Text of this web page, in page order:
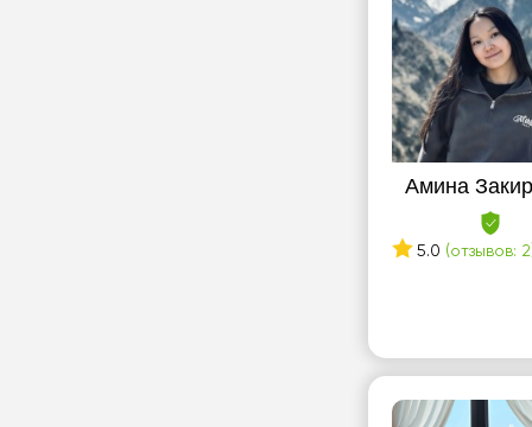
Амина
5.0 (отзывов: